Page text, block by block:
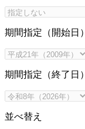
期間指定（開始日）
期間指定（終了日）
並べ替え